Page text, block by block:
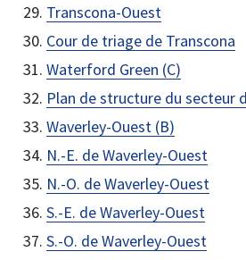
Transcona-Ouest
Cour de triage de Transcona
Waterford Green (C)
Plan de structure du secteur
Waverley-Ouest (B)
N.-E. de Waverley-Ouest
N.-O. de Waverley-Ouest
S.-E. de Waverley-Ouest
S.-O. de Waverley-Ouest